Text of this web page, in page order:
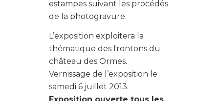
estampes suivant les procédés
de la photogravure.
L’exposition exploitera la
thématique des frontons du
château des Ormes.
Vernissage de l’exposition le
samedi 6 juillet 2013.